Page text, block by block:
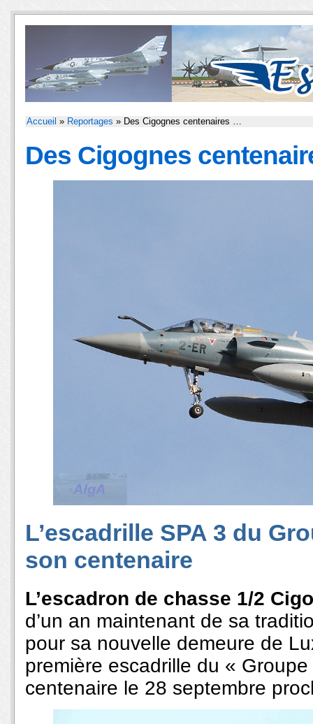
Accueil » Reportages » Des Cigognes centenaires …
Des Cigognes
L’escadrille SPA 3 du
son centenaire
L’escadron de chasse 1/2
d’un an maintenant de sa
pour sa nouvelle demeure de
première escadrille du «
centenaire le 28 septembre